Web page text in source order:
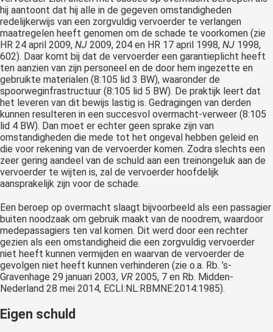
hij aantoont dat hij alle in de gegeven omstandigheden
redelijkerwijs van een zorgvuldig vervoerder te verlangen
maatregelen heeft genomen om de schade te voorkomen (zie
HR 24 april 2009, NJ 2009, 204 en HR 17 april 1998, NJ 1998,
602). Daar komt bij dat de vervoerder een garantieplicht heeft
ten aanzien van zijn personeel en de door hem ingezette en
gebruikte materialen (8:105 lid 3 BW), waaronder de
spoorweginfrastructuur (8:105 lid 5 BW). De praktijk leert dat
het leveren van dit bewijs lastig is. Gedragingen van derden
kunnen resulteren in een succesvol overmacht-verweer (8:105
lid 4 BW). Dan moet er echter geen sprake zijn van
omstandigheden die mede tot het ongeval hebben geleid en
die voor rekening van de vervoerder komen. Zodra slechts een
zeer gering aandeel van de schuld aan een treinongeluk aan de
vervoerder te wijten is, zal de vervoerder hoofdelijk
aansprakelijk zijn voor de schade.
Een beroep op overmacht slaagt bijvoorbeeld als een passagier
buiten noodzaak om gebruik maakt van de noodrem, waardoor
medepassagiers ten val komen. Dit werd door een rechter
gezien als een omstandigheid die een zorgvuldig vervoerder
niet heeft kunnen vermijden en waarvan de vervoerder de
gevolgen niet heeft kunnen verhinderen (zie o.a. Rb. ’s-
Gravenhage 29 januari 2003, VR 2005, 7 en Rb. Midden-
Nederland 28 mei 2014, ECLI:NL:RBMNE:2014:1985).
Eigen schuld